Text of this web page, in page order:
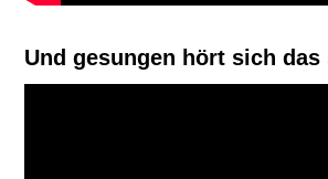
Und gesungen hört sich das